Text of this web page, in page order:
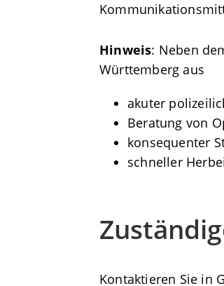
Hinweis: Neben
Württemberg aus
akuter
Beratung von
konsequenter
schneller
Kontaktieren Sie in